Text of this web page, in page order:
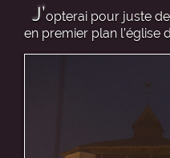
J’opterai pour juste
en premier plan l’église